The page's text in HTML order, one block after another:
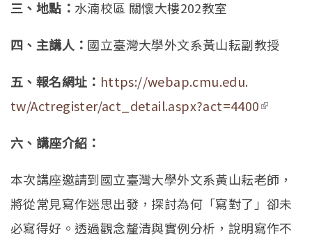
三、地點： 水湳校區 關懷大樓202教室
四、主講人： 國立臺灣大學外文系黃山耘副教授
五、報名網址： https://webap.cmu.edu.
tw/Actregister/act_detail.aspx?act=4400(link is
六、講座介紹：
本次講座邀請到國立臺灣大學外文系黃山耘老師，
將從常見寫作迷思出發，探討為何「寫對了」卻未
必寫得好。 透過觀念釐清與實例分析，說明寫作不